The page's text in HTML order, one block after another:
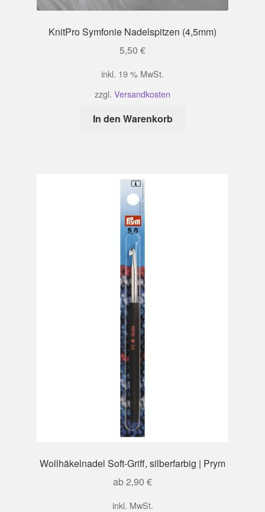
KnitPro Symfonie Nadelspitzen (4,5mm)
5,50 €
inkl. 19 % MwSt.
zzgl. Versandkosten
In den Warenkorb
Wollhäkelnadel Soft-Griff, silberfarbig | Prym
ab2,90 €
inkl. MwSt.